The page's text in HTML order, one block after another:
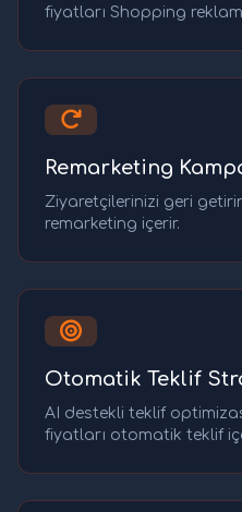
fiyatları Shopping
Remarketing
Ziyaretçilerinizi geri
remarketing içerir.
Otomatik Teklif
AI destekli teklif
fiyatları otomatik teklif